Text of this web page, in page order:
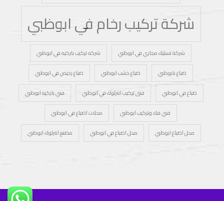
شركة تركيب رخام في ابوظبي
شركة تسليك مجاري في ابوظبي
شركه تركيب باركيه في ابوظبي
صباغ بابوظبي
صباغ خشب ابوظبي
صباغ رخيص في ابوظبي
صباغ في ابوظبي
فنى تركيب انترلوك في ابوظبي
فني باركيه ابوظبي
فني فك وتركيب ابوظبي
محلات اصباغ في ابوظبي
محل اصباغ ابوظبي
محل اصباغ في ابوظبي مصنع انترلوك ابوظبي